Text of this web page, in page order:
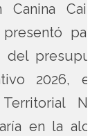
Canina
para
del
2026, en
en la